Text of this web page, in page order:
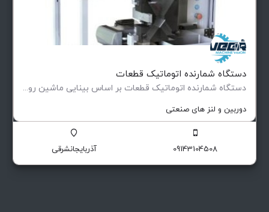
دستگاه شمارنده اتوماتیک قطعات
دستگاه شمارنده اتوماتیک قطعات بر اساس بینایی ماشین روش کار دستگاه شمارنده قطعات صنعتی با استفاده از تکنیک…
دوربین و لنز های صنعتی
09143104508 آذربایجانشرقی